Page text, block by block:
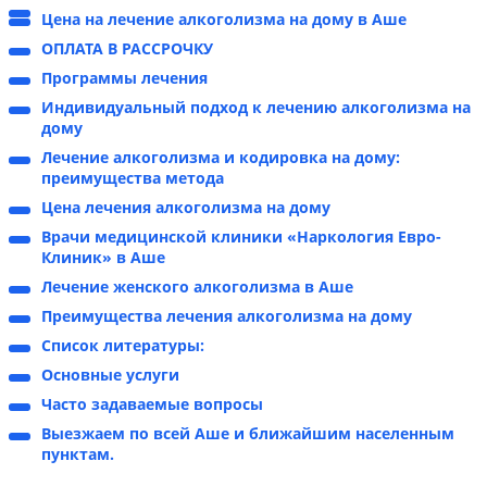
Цена на лечение алкоголизма на дому в Аше
ОПЛАТА В РАССРОЧКУ
Программы лечения
Индивидуальный подход к лечению алкоголизма на
дому
Лечение алкоголизма и кодировка на дому:
преимущества метода
Цена лечения алкоголизма на дому
Врачи медицинской клиники «Наркология Евро-
Клиник» в Аше
Лечение женского алкоголизма в Аше
Преимущества лечения алкоголизма на дому
Список литературы:
Основные услуги
Часто задаваемые вопросы
Выезжаем по всей Аше и ближайшим населенным
пунктам.